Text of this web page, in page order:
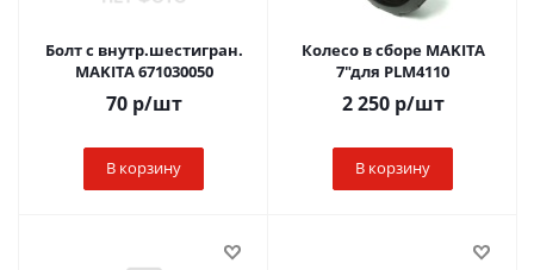
Болт с внутр.шестигран.
MAKITA 671030050
70р/шт
В корзину
Колесо в сборе MAKITA
7"для PLM4110
2 250р/шт
В корзину